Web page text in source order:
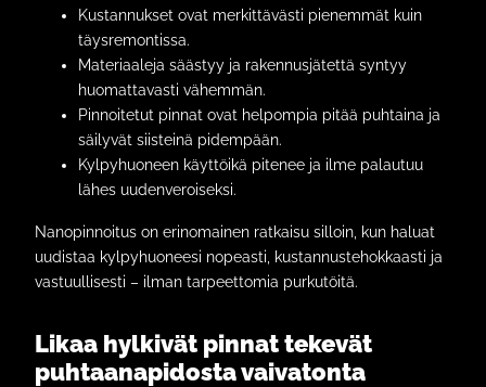
Kustannukset ovat merkittävästi pienemmät kuin
täysremontissa.
Materiaaleja säästyy ja rakennusjätettä syntyy
huomattavasti vähemmän.
Pinnoitetut pinnat ovat helpompia pitää puhtaina ja
säilyvät siisteinä pidempään.
Kylpyhuoneen käyttöikä pitenee ja ilme palautuu
lähes uudenveroiseksi.
Nanopinnoitus on erinomainen ratkaisu silloin, kun haluat
uudistaa kylpyhuoneesi nopeasti, kustannustehokkaasti ja
vastuullisesti – ilman tarpeettomia purkutöitä.
Likaa hylkivät pinnat tekevät
puhtaanapidosta vaivatonta